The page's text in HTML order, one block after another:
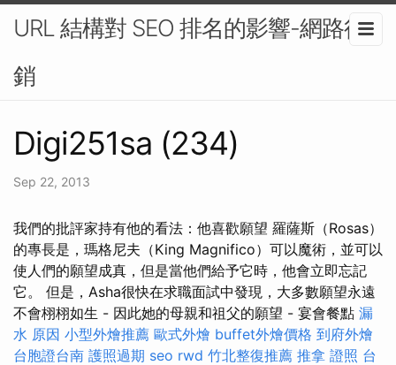
URL 結構對 SEO 排名的影響-網路行
銷
Digi251sa (234)
Sep 22, 2013
我們的批評家持有他的看法：他喜歡願望 羅薩斯（Rosas）
的專長是，瑪格尼夫（King Magnifico）可以魔術，並可以
使人們的願望成真，但是當他們給予它時，他會立即忘記
它。 但是，Asha很快在求職面試中發現，大多數願望永遠
不會栩栩如生 - 因此她的母親和祖父的願望 - 宴會餐點 漏
水 原因 小型外燴推薦 歐式外燴 buffet外燴價格 到府外燴
台胞證台南 護照過期 seo rwd 竹北整復推薦 推拿 證照 台